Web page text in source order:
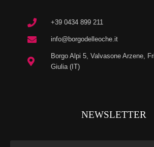
+39 0434 899 211
info@borgodelleoche.it
Borgo Alpi 5, Valvasone Arzene,
Giulia (IT)
NEWSLETTER